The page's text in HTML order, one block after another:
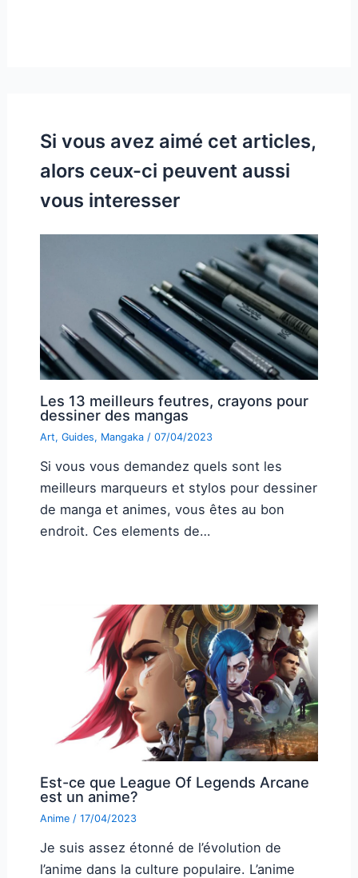
Si vous avez aimé cet articles,
alors ceux-ci peuvent aussi
vous interesser
Les 13 meilleurs feutres, crayons pour
dessiner des mangas
Art, Guides, Mangaka/ 07/04/2023
Si vous vous demandez quels sont les
meilleurs marqueurs et stylos pour dessiner
de manga et animes, vous êtes au bon
endroit. Ces elements de…
Est-ce que League Of Legends Arcane
est un anime?
Anime/ 17/04/2023
Je suis assez étonné de l’évolution de
l’anime dans la culture populaire. L’anime